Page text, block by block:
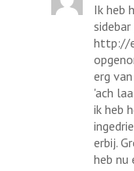
Ik heb
sidebar
http://
erg
'ach
ik heb
erbij.
heb nu